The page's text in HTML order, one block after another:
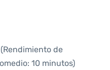
(Rendimiento de
10 minutos)